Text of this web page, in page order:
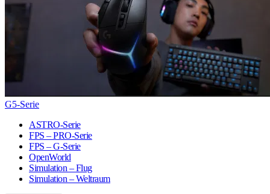
G5-Serie
ASTRO-Serie
FPS – PRO-Serie
FPS – G-Serie
OpenWorld
Simulation – Flug
Simulation – Weltraum